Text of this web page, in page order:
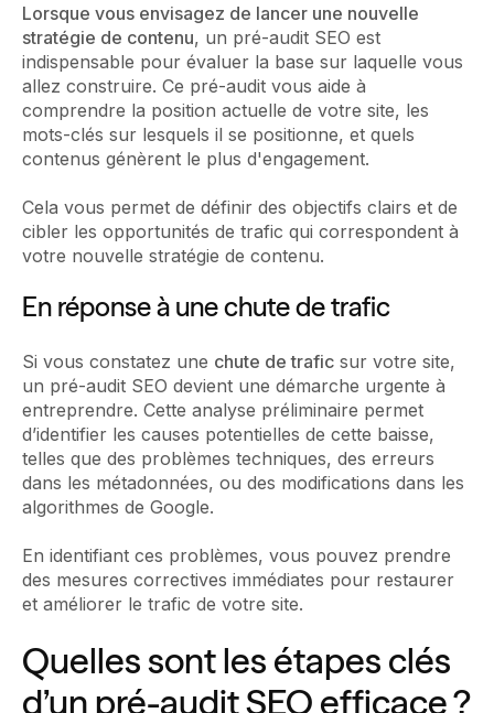
Lorsque vous envisagez de lancer une nouvelle
stratégie de contenu, un pré-audit SEO est
indispensable pour évaluer la base sur laquelle vous
allez construire. Ce pré-audit vous aide à
comprendre la position actuelle de votre site, les
mots-clés sur lesquels il se positionne, et quels
contenus génèrent le plus d'engagement.
Cela vous permet de définir des objectifs clairs et de
cibler les opportunités de trafic qui correspondent à
votre nouvelle stratégie de contenu.
En réponse à une chute de trafic
Si vous constatez une chute de trafic sur votre site,
un pré-audit SEO devient une démarche urgente à
entreprendre. Cette analyse préliminaire permet
d’identifier les causes potentielles de cette baisse,
telles que des problèmes techniques, des erreurs
dans les métadonnées, ou des modifications dans les
algorithmes de Google.
En identifiant ces problèmes, vous pouvez prendre
des mesures correctives immédiates pour restaurer
et améliorer le trafic de votre site.
Quelles sont les étapes clés
d’un pré-audit SEO efficace ?